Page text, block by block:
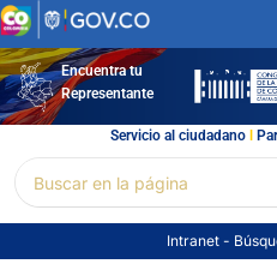
Ir
al
contenidoEncuentra tu
Representante
Servicio al ciudadano l
por:
Intranet -